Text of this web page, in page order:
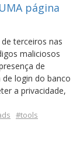
página
terceiros nas
maliciosos
de
login do banco
a privacidade,
#tools